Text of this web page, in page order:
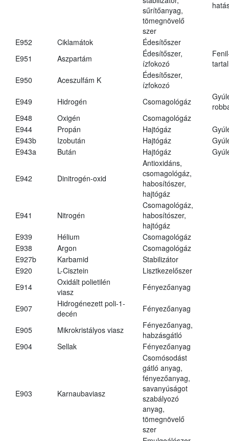
sűrítőanyag,
tömegnövelő
szer
E952 Ciklamátok
Édesítőszer
E951
Aszpartám
Édesítőszer,
ízfokozó
E950
Aceszulfám K
Édesítőszer,
ízfokozó
E949
Hidrogén Csomagológáz
E948
Oxigén
Csomagológáz
E944
Propán Hajtógáz
E943b
Izobután Hajtógáz
E943a
Bután Hajtógáz
E942 Dinitrogén-oxid
Antioxidáns,
csomagológáz,
habosítószer,
hajtógáz
E941 Nitrogén
Csomagológáz,
habosítószer,
hajtógáz
E939
Hélium
Csomagológáz
E938
Argon
Csomagológáz
E927b
Karbamid
Stabilizátor
E920
L-Cisztein
Lisztkezelőszer
E914
Oxidált polietilén
viasz
Fényezőanyag
E907
Hidrogénezett poli-1-
decén
Fényezőanyag
E905 Mikrokristályos viasz
Fényezőanyag,
habzásgátló
E904
Sellak Fényezőanyag
E903 Karnaubaviasz
Csomósodást
gátló anyag,
fényezőanyag,
savanyúságot
szabályozó
anyag,
tömegnövelő
szer